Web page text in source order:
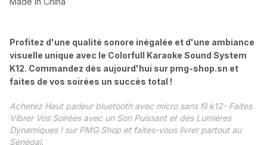
Profitez d'une qualité sonore inégalée et d'une ambiance
visuelle unique avec le Colorfull Karaoke Sound System
K12. Commandez dès aujourd'hui sur pmg-shop.sn et
faites de vos soirées un succès total !
Achetez Haut parleur bluetooth avec micro sans fil k12- Faites
Vibrer Vos Soirées avec un Son Puissant et des Lumières
Dynamiques ! sur PMG Shop et faites-vous livrer partout au
Sénégal.